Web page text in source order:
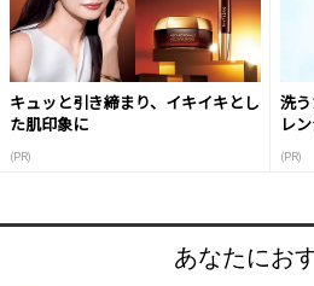
キュッと引き締まり、イキイキとし
た肌印象に
(PR)
洗
レ
(PR)
あなたにお